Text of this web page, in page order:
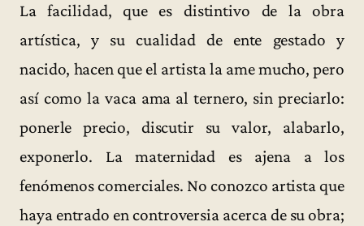
La facilidad, que es distintivo de la obra
artística, y su cualidad de ente gestado y
nacido, hacen que el artista la ame mucho, pero
así como la vaca ama al ternero, sin preciarlo:
ponerle precio, discutir su valor, alabarlo,
exponerlo. La maternidad es ajena a los
fenómenos comerciales. No conozco artista que
haya entrado en controversia acerca de su obra;